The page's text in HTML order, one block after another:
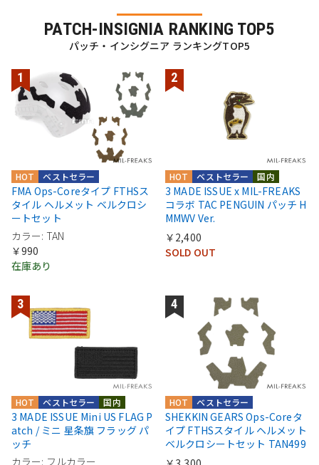
PATCH-INSIGNIA RANKING TOP5
パッチ・インシグニア ランキングTOP5
ベストセラー
HOT
FMA Ops-Coreタイプ FTHSス
タイル ヘルメット ベルクロシ
ートセット
カラー: TAN
￥990
在庫あり
国内
ベストセラー
HOT
3 MADE ISSUE x MIL-FREAKS
コラボ TAC PENGUIN パッチ H
MMWV Ver.
￥2,400
SOLD OUT
国内
ベストセラー
HOT
3 MADE ISSUE Mini US FLAG P
atch / ミニ 星条旗 フラッグ パ
ッチ
カラー: フルカラー
ベストセラー
HOT
SHEKKIN GEARS Ops-Coreタ
イプ FTHSスタイル ヘルメット
ベルクロシートセット TAN499